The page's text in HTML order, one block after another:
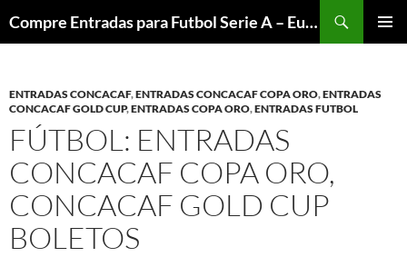
to
Compre Entradas para Futbol Serie A – Europa League – Premier League – Bundesliga
ENTRADAS CONCACAF,ENTRADAS CONCACAF COPA ORO,ENTRADAS
CONCACAF GOLD CUP,ENTRADAS COPA ORO,ENTRADAS FUTBOL
FÚTBOL: ENTRADAS
CONCACAF COPA ORO,
CONCACAF GOLD CUP
BOLETOS